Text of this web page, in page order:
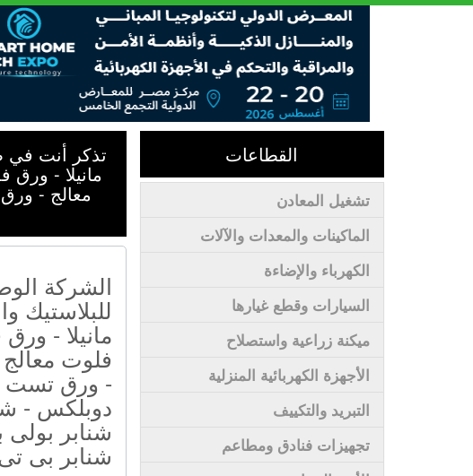
القطاعات
تشغيل المعادن
الماكينات والمعدات والآلات
الكهرباء والإضاءة
السيارات وقطع غيارها
ميكنة زراعية واستصلاح
الأجهزة الكهربائية المنزلية
التبريد والتكييف
تجهيزات فنادق ومطاعم
تذكر أنت في
مانيلا -
معالج -
الشركة
للبلاستيك
مانيلا -
فلوت
- ورق تست
دوبلكس -
شنابر بولى
شنابر بى